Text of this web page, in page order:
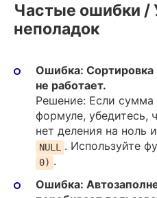
Частые ошибки /
неполадок
Ошибка:
не работает.
Решение: Если сумма
формуле, убедитесь,
нет деления на ноль
NULL . Используйте
0) .
Ошибка: